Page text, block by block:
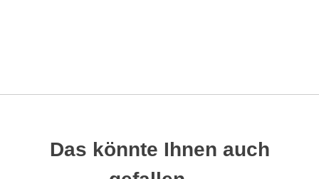
Das könnte Ihnen auch